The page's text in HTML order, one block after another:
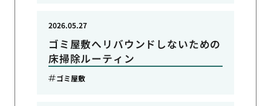
ゴミ屋敷へリバウンドしないための
床掃除ルーティン
2026.05.27
ゴミ屋敷